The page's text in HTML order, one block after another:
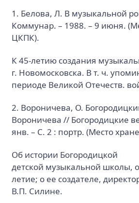
1. Белова, Л. В музыкальной
Коммунар. – 1988. – 9 июня.
ЦКПК).
К 45-летию создания
г. Новомосковска. В т. ч.
периоде Великой Отечеств.
2. Вороничева, О.
Вороничева // Богородицкие
янв. – С. 2 : портр. (Место
Об истории Богородицкой
детской музыкальной школы,
летие; о ее создателе,
В.П. Силине.